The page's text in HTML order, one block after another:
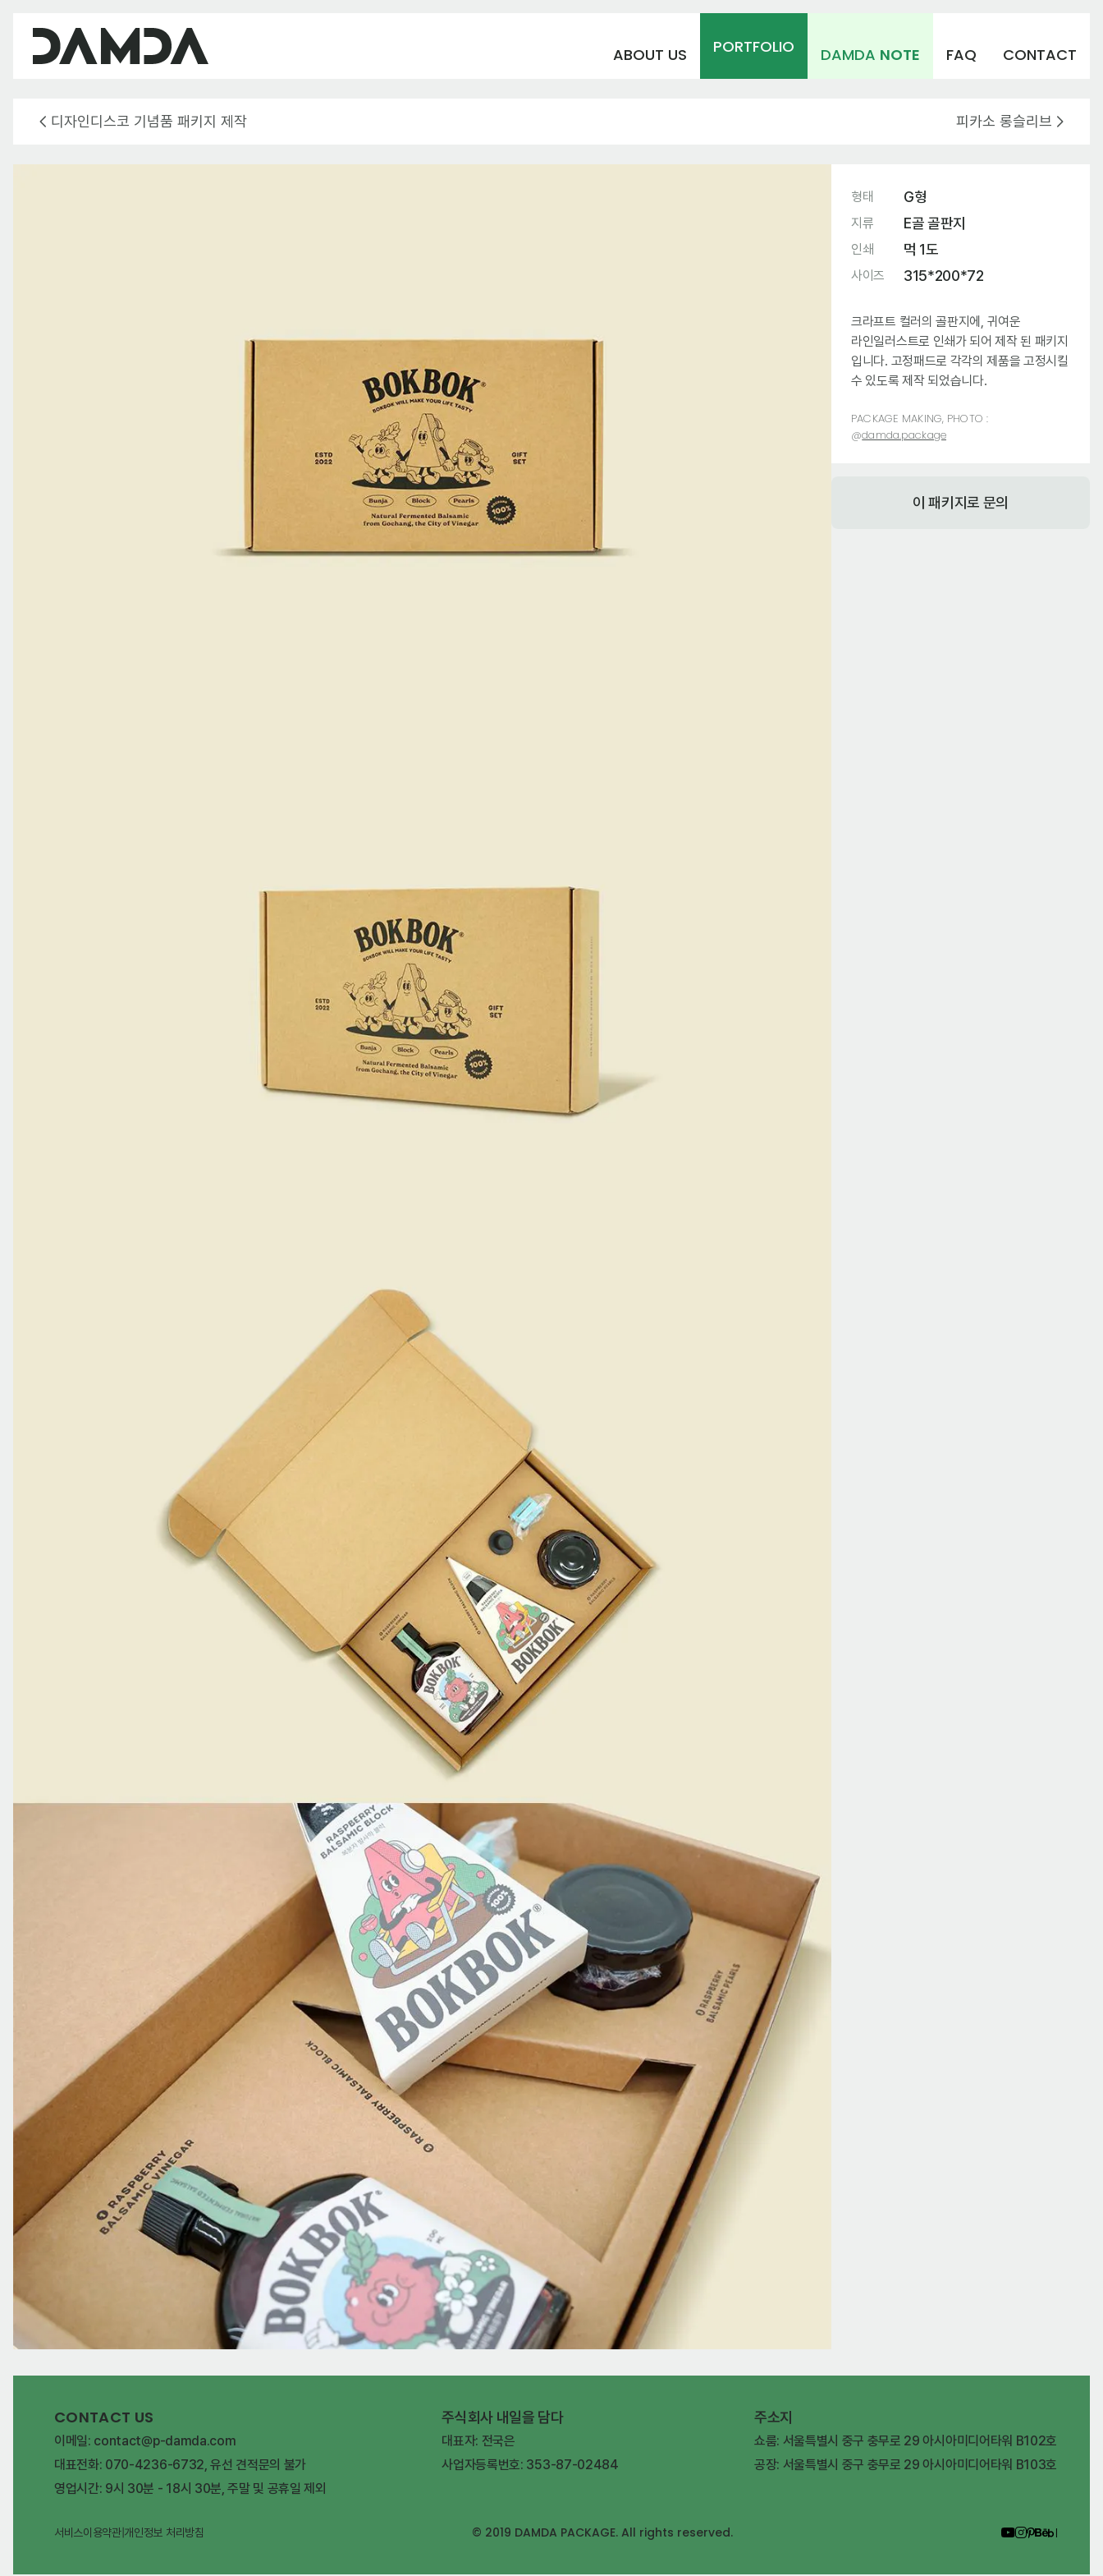
ABOUT US PORTFOLIO DAMDA NOTE FAQ CONTACT
디자인디스코 기념품 패키지 제작 피카소 롱슬리브
형태 G형
지류 E골 골판지
인쇄 먹 1도
사이즈 315*200*72
크라프트 컬러의 골판지에, 귀여운
라인일러스트로 인쇄가 되어 제작 된 패키지
입니다. 고정패드로 각각의 제품을 고정시킬
수 있도록 제작 되었습니다.
PACKAGE MAKING, PHOTO :
@damda.package
이 패키지로 문의
CONTACT US
이메일: contact@p-damda.com
대표전화: 070-4236-6732, 유선 견적문의 불가
영업시간: 9시 30분 - 18시 30분, 주말 및 공휴일 제외
주식회사 내일을 담다
대표자: 전국은
사업자등록번호: 353-87-02484
주소지
쇼룸: 서울특별시 중구 충무로 29 아시아미디어타워 B102호
공장: 서울특별시 중구 충무로 29 아시아미디어타워 B103호
서비스이용약관| 개인정보 처리방침 © 2019 DAMDA PACKAGE. All rights reserved.